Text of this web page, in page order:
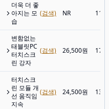
더욱 더 좋
아지는 모
습
(검색) NR
변함없는
태블릿PC
터치스크
린 강자
(검색) 26,500원
터치스크
린 모듈 개
선 움직임
지속
(검색) 24,500원